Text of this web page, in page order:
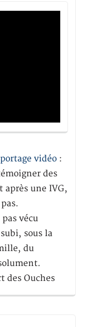
vidéo :
des
une IVG,
vécu
sous la
du
des Ouches